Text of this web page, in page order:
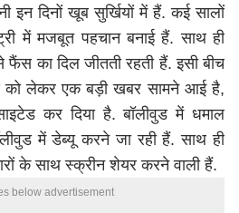
इन दिनों खूब सुर्खियों में हैं. कई सालों
में मजबूत पहचान बनाई हैं. साथ ही
का दिल जीतती रहती हैं. इसी बीच
लेकर एक बड़ी खबर सामने आई है,
कर दिया है. बॉलीवुड में धमाल
में डेब्यू करने जा रही हैं. साथ ही
के साथ स्क्रीन शेयर करने वाली हैं.
below advertisement